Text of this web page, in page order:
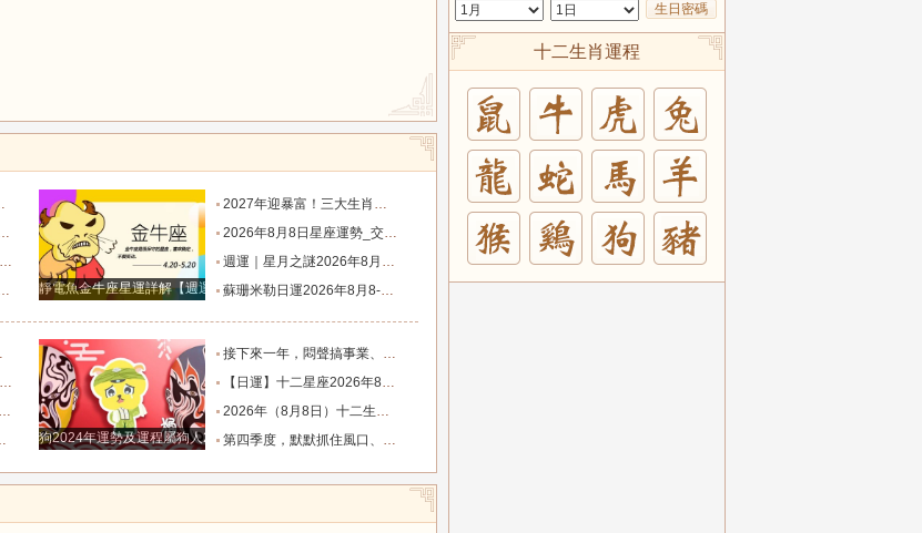
靜電魚金牛座星運詳解【週運2024年12月9日-12月15日】
2027年迎暴富！三大生肖錦鯉附體，迎事業愛情巔峰_屬狗_朋友_謙讓
2026年8月8日星座運勢_交易_管理_合作
週運｜星月之謎2026年8月8日-8月14日十二星座一週展望_日全食_火星_人生
蘇珊米勒日運2026年8月8-9日十二星座週末運勢_土星_宮位_內心
狗2024年運勢及運程屬狗人2024運勢好嗎
接下來一年，悶聲搞事業、家底越來越厚的四大星座！財源滾滾_機會_計劃_百萬財富
【日運】十二星座2026年8月8日運勢播報_方面_感情_工作時
2026年（8月8日）十二生肖運勢播報_感情_事業_朋友
第四季度，默默抓住風口、收入節節走高的四大星座！越攢越富_機會_能量_直覺
生日密碼
十二生肖運程
羊